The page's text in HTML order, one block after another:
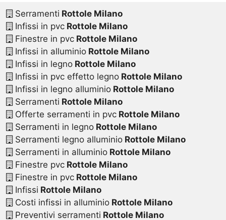
Serramenti Rottole Milano
Infissi in pvcRottole Milano
Finestre in pvcRottole Milano
Infissi in alluminioRottole Milano
Infissi in legnoRottole Milano
Infissi in pvc effetto legnoRottole Milano
Infissi in legno alluminioRottole Milano
Serramenti Rottole Milano
Offerte serramenti in pvcRottole Milano
Serramenti in legnoRottole Milano
Serramenti legno alluminioRottole Milano
Serramenti in alluminioRottole Milano
Finestre pvcRottole Milano
Finestre in pvcRottole Milano
Infissi Rottole Milano
Costi infissi in alluminioRottole Milano
Preventivi serramenti Rottole Milano